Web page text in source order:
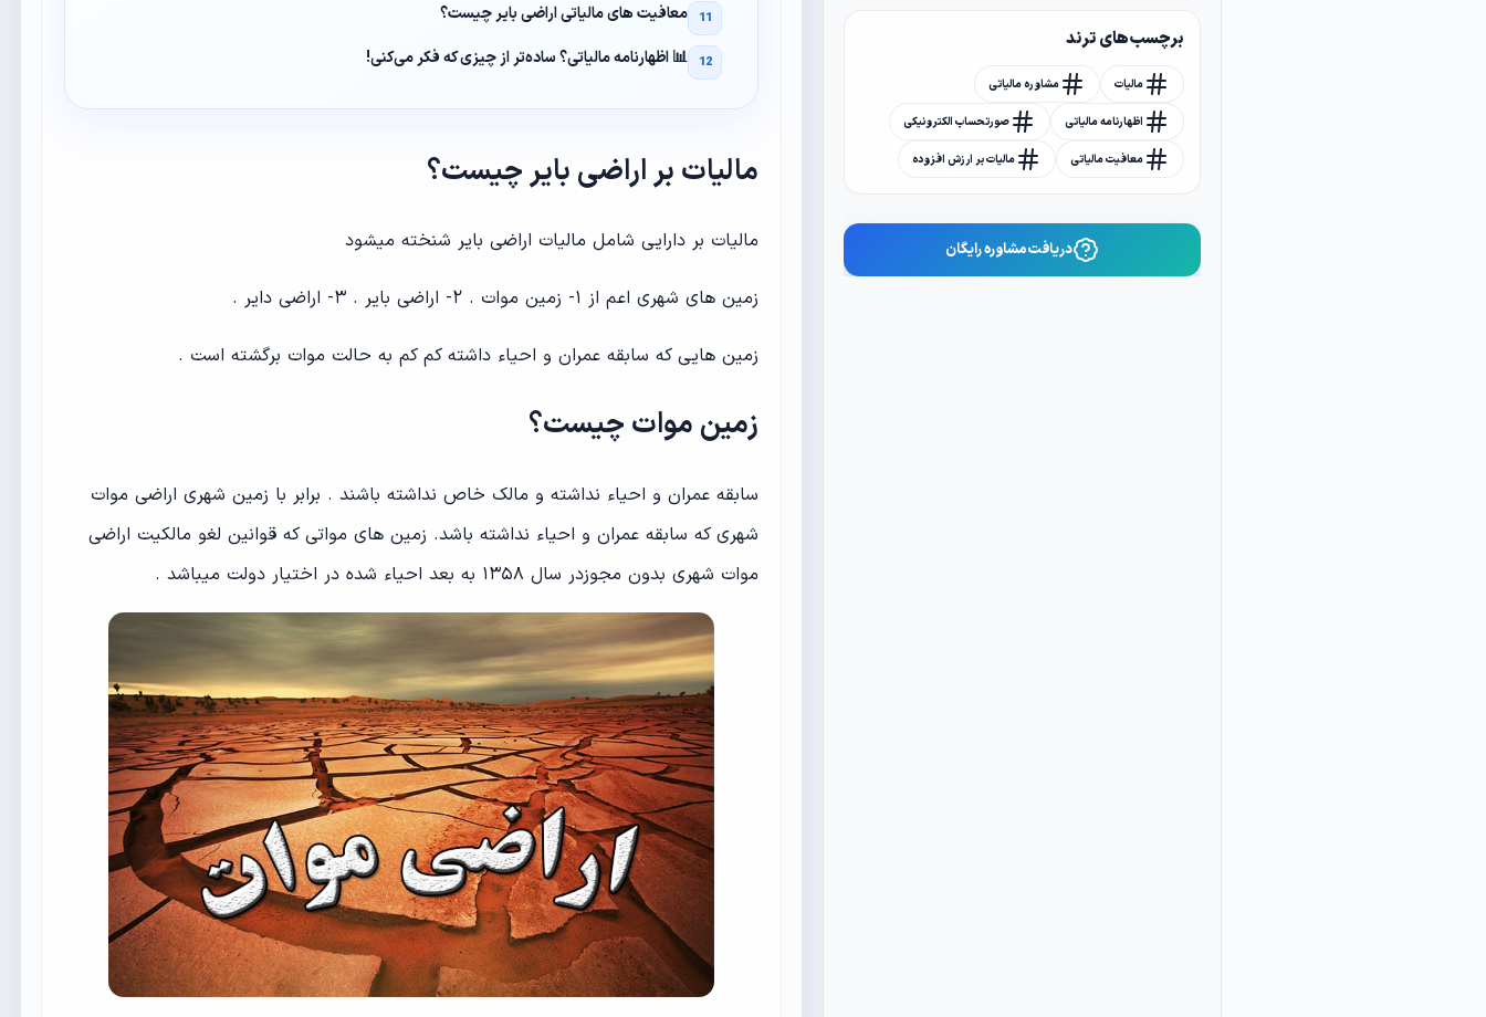
برچسب های ترند
مالیات مشاوره مالیاتی
اظهارنامه مالیاتی صورتحساب الکترونیکی
معافیت مالیاتی مالیات بر ارزش افزوده
دریافت مشاوره رایگان
معافیت‌ های مالیاتی اراضی بایر چیست؟
📊 اظهارنامه مالیاتی؟ ساده‌تر از چیزی که فکر می‌کنی!
مالیات بر اراضی بایر چیست؟
مالیات بر دارایی شامل مالیات اراضی بایر شنخته میشود
زمین های شهری اعم از ۱- زمین موات . ۲- اراضی بایر . ۳- اراضی دایر .
زمین هایی که سابقه عمران و احیاء داشته کم کم به حالت موات برگشته است .
زمین موات چیست؟
سابقه عمران و احیاء نداشته و مالک خاص نداشته باشند . برابر با زمین شهری اراضی موات
شهری که سابقه عمران و احیاء نداشته باشد. زمین های مواتی که قوانین لغو مالکیت اراضی
موات شهری بدون مجوزدر سال ۱۳۵۸ به بعد احیاء شده در ‌اختیار دولت میباشد .